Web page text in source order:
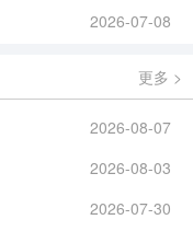
2026-07-08
更多 >
2026-08-07
2026-08-03
2026-07-30